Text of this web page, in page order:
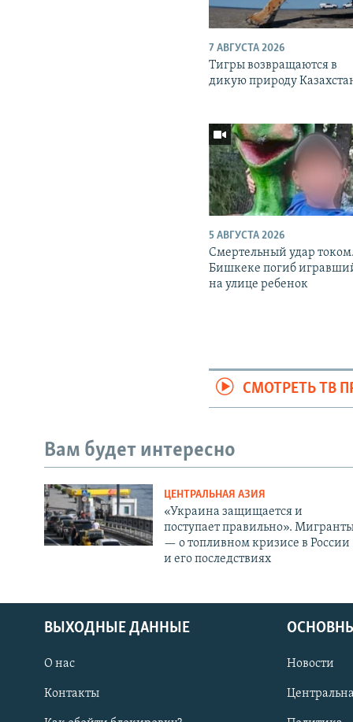
7 АВГУСТА 2026
Тигры возвращаются в
дикую природу
5 АВГУСТА 2026
Смертельный удар
Бишкеке погиб
на улице ребенок
СМОТРЕТЬ ТВ
Вам будет интересно
ЦЕНТРАЛЬНАЯ АЗИЯ
«Украина защищается и
поступает правильно».
— о топливном кризисе в России
и его последствиях
ВЫХОДНЫЕ ДАННЫЕ
О нас
Контакты
Новости